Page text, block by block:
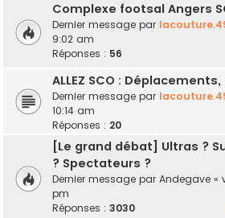
Complexe footsal Angers
Dernier message par
9:02 am
Réponses : 56
ALLEZ SCO : Déplacements,
Dernier message par
10:14 am
Réponses : 20
[Le grand débat] Ultras ?
? Spectateurs ?
Dernier message par Andegave «
pm
Réponses : 3030